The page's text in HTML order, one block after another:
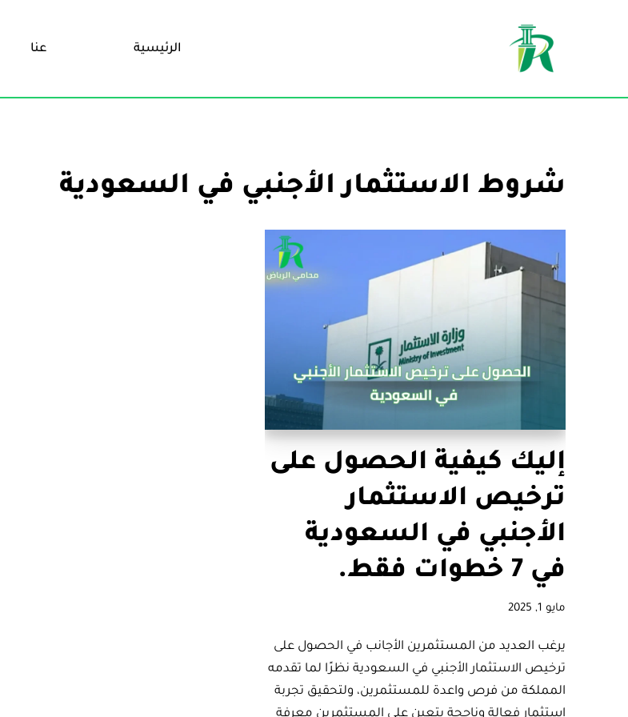
الرئيسية عنا
شروط الاستثمار الأجنبي في السعودية
إليك كيفية الحصول على
ترخيص الاستثمار
الأجنبي في السعودية
في 7 خطوات فقط.
مايو 1, 2025
يرغب العديد من المستثمرين الأجانب في الحصول على
ترخيص الاستثمار الأجنبي في السعودية نظرًا لما تقدمه
المملكة من فرص واعدة للمستثمرين، ولتحقيق تجربة